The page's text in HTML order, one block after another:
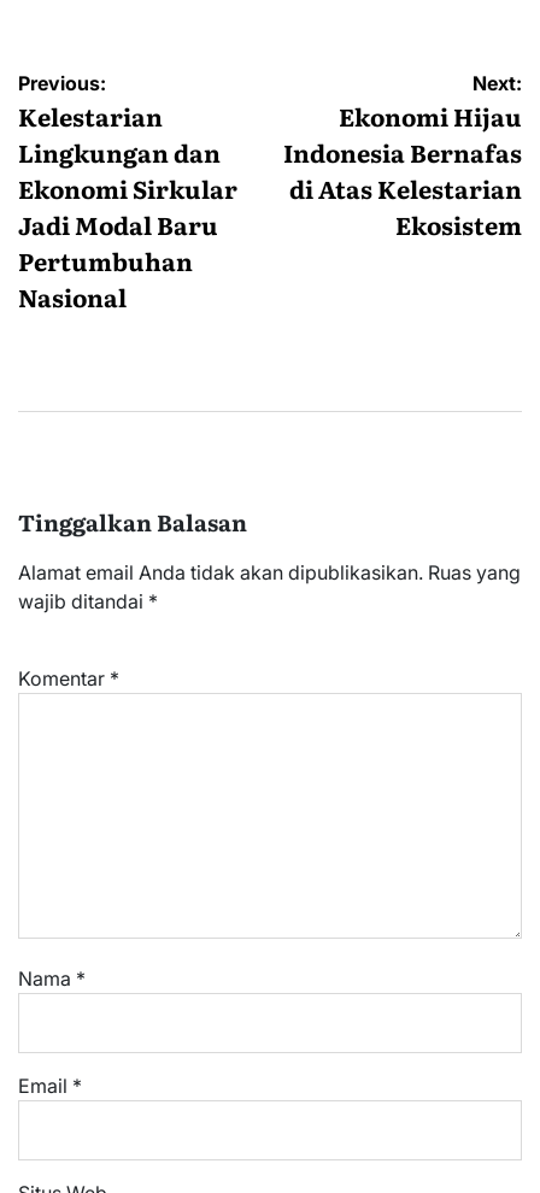
Navigasi
pos
Previous:
Kelestarian
Lingkungan dan
Ekonomi Sirkular
Jadi Modal Baru
Pertumbuhan
Nasional
Next:
Ekonomi Hijau
Indonesia Bernafas
di Atas Kelestarian
Ekosistem
Tinggalkan Balasan
Alamat email Anda tidak akan dipublikasikan. Ruas yang
wajib ditandai *
Komentar *
Nama *
Email *